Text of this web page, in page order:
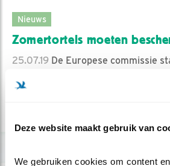
Deze website maakt gebruik van
We gebruiken cookies om content
Nieuws
Zomertortels moeten
25.07.19 De Europese commissie